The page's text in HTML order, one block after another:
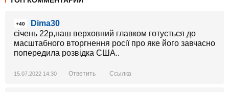
+40
Dima30
січень 22р,наш верховний главком готується до
масштабного вторгнення росії про яке його завчасно
попередила розвідка США..
15.07.2022 14:30 Ответить Ссылка